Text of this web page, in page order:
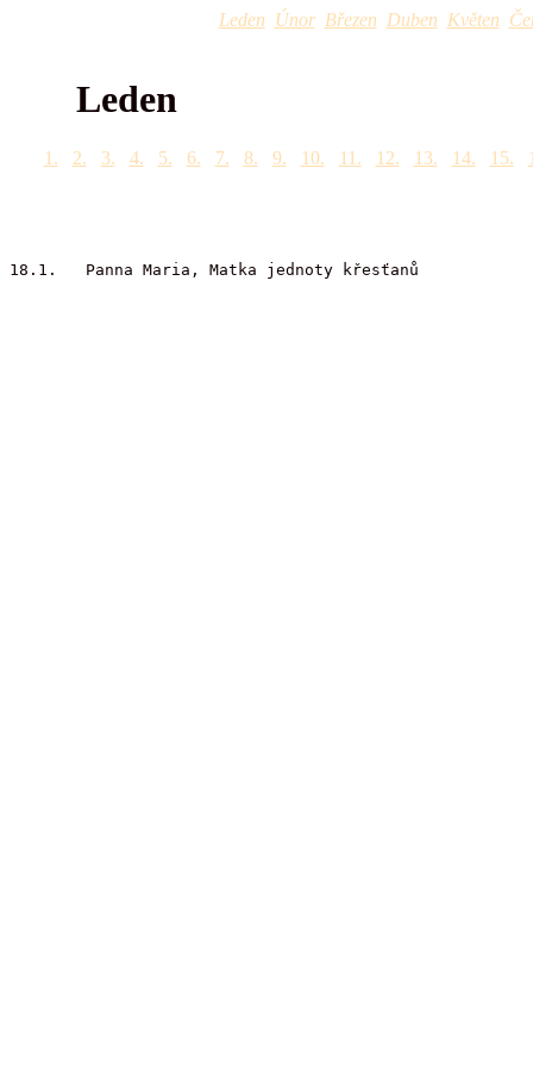
Leden Únor Březen Duben Květen
Leden
1. 2. 3. 4. 5. 6. 7. 8. 9. 10. 11. 12. 13. 14. 15.
18.1. Panna Maria, Matka jednoty křesťanů